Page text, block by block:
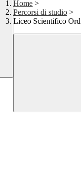
Home >
Percorsi di studio >
Liceo Scientifico